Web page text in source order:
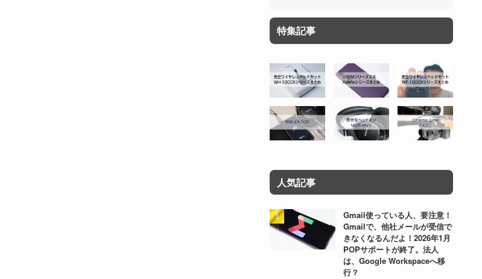
特集記事
人気記事
Gmail使っている人、要注意！
Gmailで、他社メールが受信で
きなくなるんだよ！2026年1月
POPサポートが終了。法人
は、Google Workspaceへ移
行？